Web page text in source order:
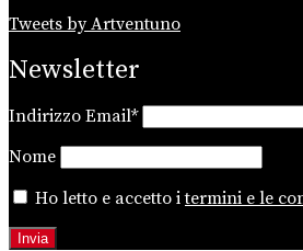
Tweets by Artventuno
Newsletter
Indirizzo Email*
Nome
Ho letto e accetto itermini e le